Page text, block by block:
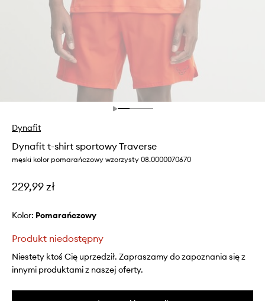
Dynafit
Dynafit t-shirt sportowy Traverse
męski kolor pomarańczowy wzorzysty 08.0000070670
229,99 zł
Kolor: pomarańczowy
Produkt niedostępny
Niestety ktoś Cię uprzedził. Zapraszamy do zapoznania się z
innymi produktami z naszej oferty.